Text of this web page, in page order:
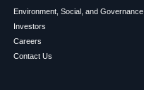
Environment, Social, and Governance
Investors
Careers
Contact Us